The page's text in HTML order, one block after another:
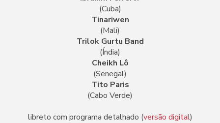
(Cuba)
Tinariwen
(Mali)
Trilok Gurtu Band
(Índia)
Cheikh Lô
(Senegal)
Tito Paris
(Cabo Verde)
libreto com programa detalhado (versão digital)